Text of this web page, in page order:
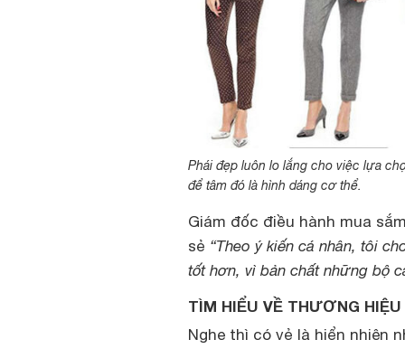
Phái đẹp luôn lo lắng cho việc lựa
để tâm đó là hình dáng cơ thể.
Giám đốc điều hành mua
sẻ “Theo ý kiến cá nhân, tôi
tốt hơn, vì bản chất những bộ
TÌM HIỂU VỀ THƯƠNG
Nghe thì có vẻ là hiển nhiên